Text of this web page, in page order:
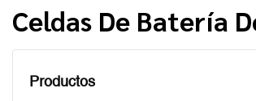
Celdas De Batería
Productos